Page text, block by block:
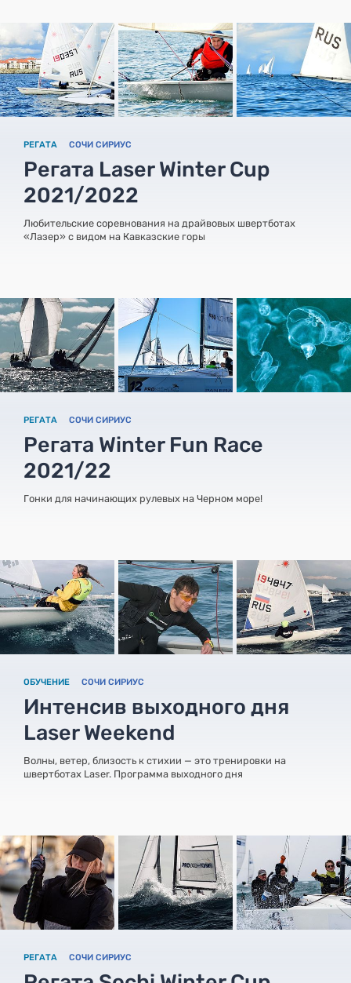
РЕГАТА СОЧИ СИРИУС
Регата Laser Winter Cup
2021/2022
Любительские соревнования на драйвовых швертботах
«Лазер» с видом на Кавказские горы
РЕГАТА СОЧИ СИРИУС
Регата Winter Fun Race
2021/22
Гонки для начинающих рулевых на Черном море!
ОБУЧЕНИЕ СОЧИ СИРИУС
Интенсив выходного дня
Laser Weekend
Волны, ветер, близость к стихии — это тренировки на
швертботах Laser. Программа выходного дня
РЕГАТА СОЧИ СИРИУС